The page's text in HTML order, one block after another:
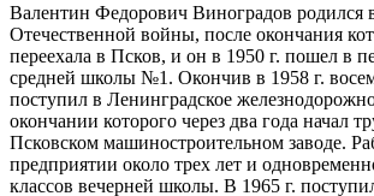
Валентин Федорович Виноградов родился
Отечественной войны, после окончания
переехала в Псков, и он в 1950 г. пошел в
средней школы №1. Окончив в 1958 г.
поступил в Ленинградское
окончании которого через два года начал
Псковском машиностроительном заводе.
предприятии около трех лет и
классов вечерней школы. В 1965 г.